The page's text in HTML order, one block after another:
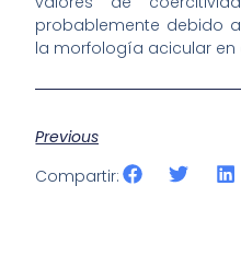
probablemente debido
la morfología acicular en
Previous
Compartir: